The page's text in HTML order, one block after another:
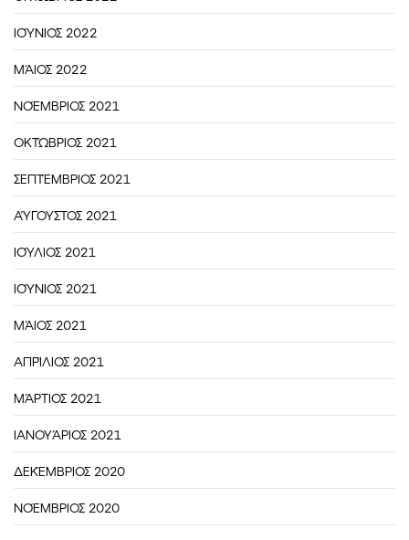
ΙΟΎΝΙΟΣ 2022
ΜΆΙΟΣ 2022
ΝΟΈΜΒΡΙΟΣ 2021
ΟΚΤΏΒΡΙΟΣ 2021
ΣΕΠΤΈΜΒΡΙΟΣ 2021
ΑΎΓΟΥΣΤΟΣ 2021
ΙΟΎΛΙΟΣ 2021
ΙΟΎΝΙΟΣ 2021
ΜΆΙΟΣ 2021
ΑΠΡΊΛΙΟΣ 2021
ΜΆΡΤΙΟΣ 2021
ΙΑΝΟΥΆΡΙΟΣ 2021
ΔΕΚΈΜΒΡΙΟΣ 2020
ΝΟΈΜΒΡΙΟΣ 2020